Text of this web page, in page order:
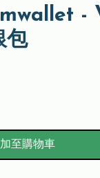
-
包
加至購物車